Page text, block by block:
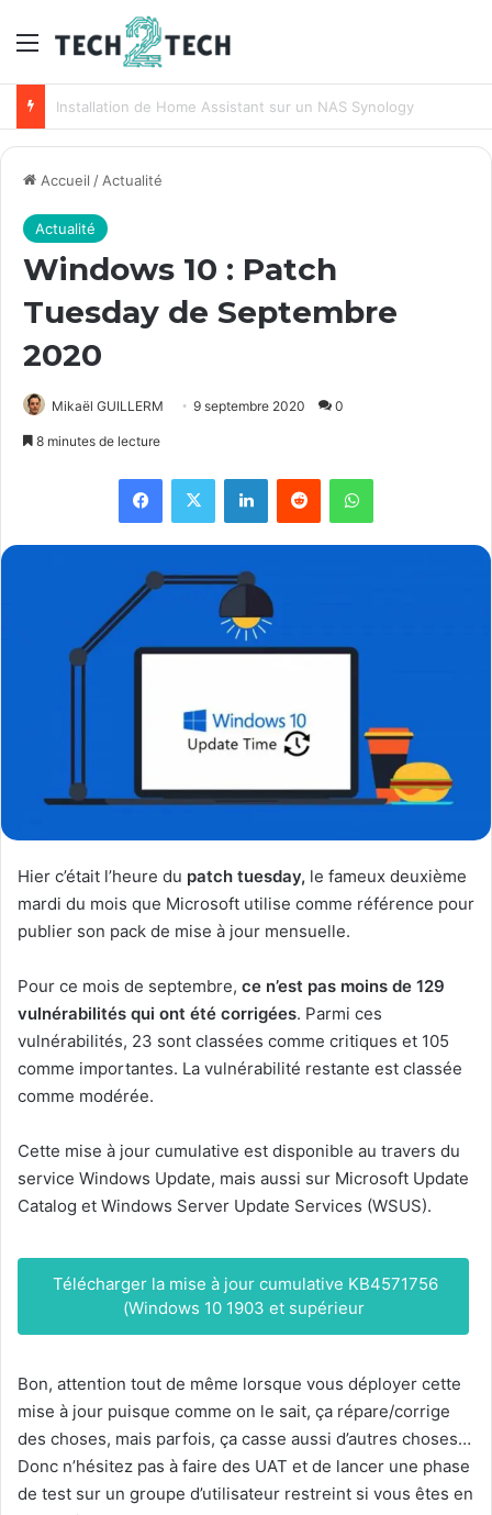
Menu
Accueil /Actualité
Actualité
Windows 10 : Patch
Tuesday de Septembre
2020
Mikaël GUILLERM 9 septembre 2020 0
8 minutes de lecture
Facebook
X LinkedinReddit WhatsApp
Hier c’était l’heure du patch tuesday, le fameux deuxième
mardi du mois que Microsoft utilise comme référence pour
publier son pack de mise à jour mensuelle.
Pour ce mois de septembre, ce n’est pas moins de 129
vulnérabilités qui ont été corrigées. Parmi ces
vulnérabilités, 23 sont classées comme critiques et 105
comme importantes. La vulnérabilité restante est classée
comme modérée.
Cette mise à jour cumulative est disponible au travers du
service Windows Update, mais aussi sur Microsoft Update
Catalog et Windows Server Update Services (WSUS).
Télécharger la mise à jour cumulative KB4571756
(Windows 10 1903 et supérieur
Bon, attention tout de même lorsque vous déployer cette
mise à jour puisque comme on le sait, ça répare/corrige
des choses, mais parfois, ça casse aussi d’autres choses…
Donc n’hésitez pas à faire des UAT et de lancer une phase
de test sur un groupe d’utilisateur restreint si vous êtes en